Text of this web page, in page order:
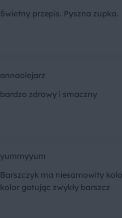
Świetny przepis. Pyszna zupka.
annaolejarz
bardzo zdrowy i smaczny
yummyyum
Barszczyk ma niesamowity
kolor gotując zwykły barszcz